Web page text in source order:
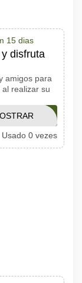
15 dias
disfruta
amigos para
realizar su
HOLIDAY20
CÓDIGO
Usado 0 vezes